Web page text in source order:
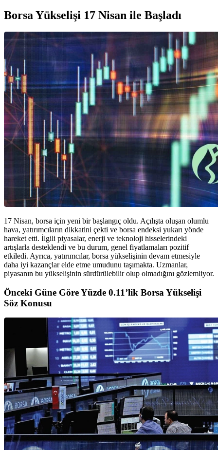
Borsa Yükselişi 17 Nisan ile Başladı
17 Nisan, borsa için yeni bir başlangıç oldu. Açılışta oluşan olumlu
hava, yatırımcıların dikkatini çekti ve borsa endeksi yukarı yönde
hareket etti. İlgili piyasalar, enerji ve teknoloji hisselerindeki
artışlarla desteklendi ve bu durum, genel fiyatlamaları pozitif
etkiledi. Ayrıca, yatırımcılar, borsa yükselişinin devam etmesiyle
daha iyi kazançlar elde etme umudunu taşımakta. Uzmanlar,
piyasanın bu yükselişinin sürdürülebilir olup olmadığını gözlemliyor.
Önceki Güne Göre Yüzde 0.11’lik Borsa Yükselişi
Söz Konusu